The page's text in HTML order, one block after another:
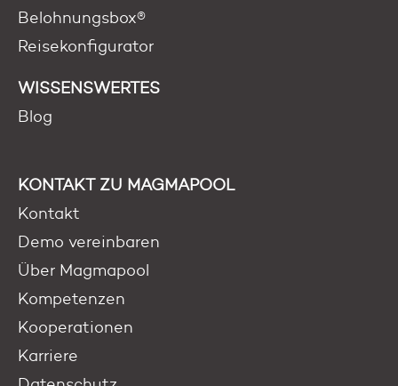
Belohnungsbox®
Reisekonfigurator
WISSENSWERTES
Blog
KONTAKT ZU MAGMAPOOL
Kontakt
Demo vereinbaren
Über Magmapool
Kompetenzen
Kooperationen
Karriere